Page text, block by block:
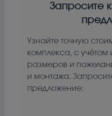
Запросите
Узнайте точную
комплекса, с учётом
размеров и
и монтажа.
предложение: